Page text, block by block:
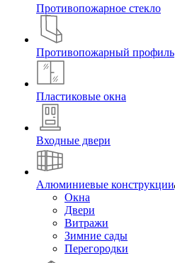
Противопожарное стекло
Противопожарный профиль
Пластиковые окна
Входные двери
Алюминиевые конструкции
Окна
Двери
Витражи
Зимние сады
Перегородки